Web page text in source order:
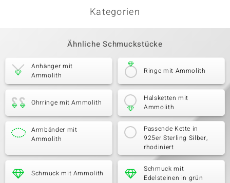
Kategorien
Ähnliche Schmuckstücke
Anhänger mit
Ammolith
Ringe mit Ammolith
Ohrringe mit Ammolith
Halsketten mit
Ammolith
Armbänder mit
Ammolith
Passende Kette in
925er Sterling Silber,
rhodiniert
Schmuck mit Ammolith
Schmuck mit
Edelsteinen in grün